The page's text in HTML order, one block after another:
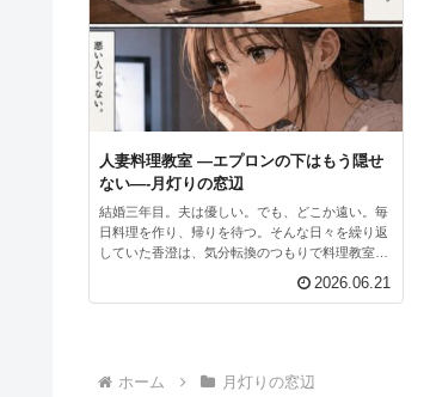
人妻料理教室 ―エプロンの下はもう隠せ
ない―-月灯りの窓辺
結婚三年目。夫は優しい。でも、どこか遠い。毎
日料理を作り、帰りを待つ。そんな日々を繰り返
していた香澄は、気分転換のつもりで料理教室へ
い料理講師・久世誠。「毎日作る料理が、一番大
2026.06.21
ホーム 月灯りの窓辺